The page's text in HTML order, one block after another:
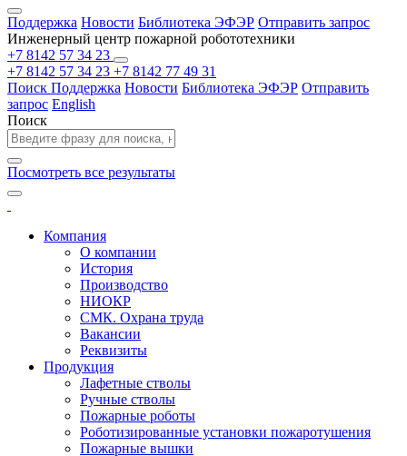
Поддержка Новости Библиотека ЭФЭР Отправить запрос
Инженерный центр пожарной робототехники
+7 8142 57 34 23
+7 8142 57 34 23 +7 8142 77 49 31
Поиск Поддержка Новости Библиотека ЭФЭР Отправить
запрос English
Поиск
Посмотреть все результаты
Компания
О компании
История
Производство
НИОКР
СМК. Охрана труда
Вакансии
Реквизиты
Продукция
Лафетные стволы
Ручные стволы
Пожарные роботы
Роботизированные установки пожаротушения
Пожарные вышки